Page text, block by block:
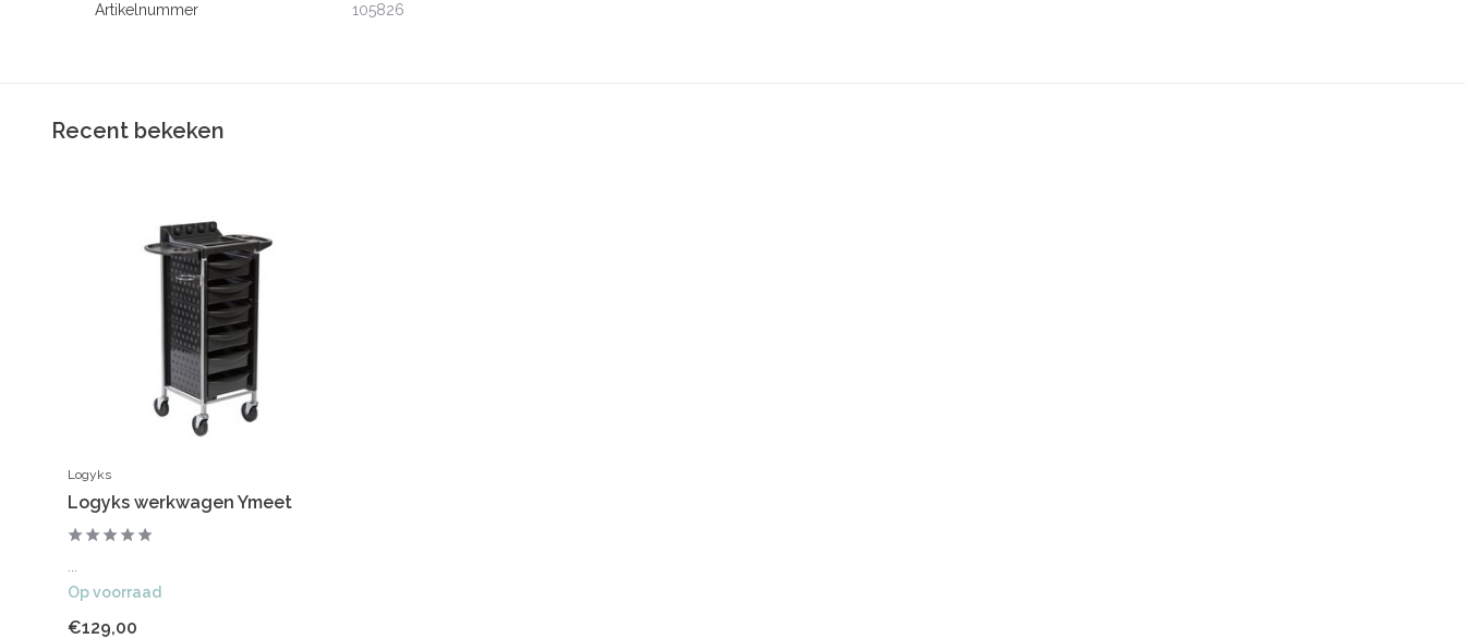
Artikelnummer 105826
Recent bekeken
Logyks
Logyks werkwagen Ymeet
Op voorraad
€129,00